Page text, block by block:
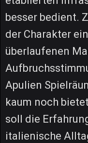
besser bedient.
der Charakter
überlaufenen
Apulien
kaum noch
soll die
italienische